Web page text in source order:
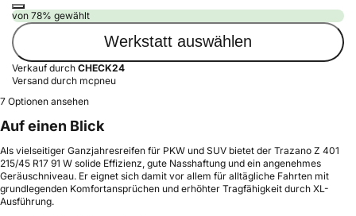
von 78% gewählt
Werkstatt auswählen
Verkauf durch CHECK24
Versand durch mcpneu
7 Optionen ansehen
Auf einen Blick
Als vielseitiger Ganzjahresreifen für PKW und SUV bietet der Trazano Z 401
215/45 R17 91 W solide Effizienz, gute Nasshaftung und ein angenehmes
Geräuschniveau. Er eignet sich damit vor allem für alltägliche Fahrten mit
grundlegenden Komfortansprüchen und erhöhter Tragfähigkeit durch XL-
Ausführung.